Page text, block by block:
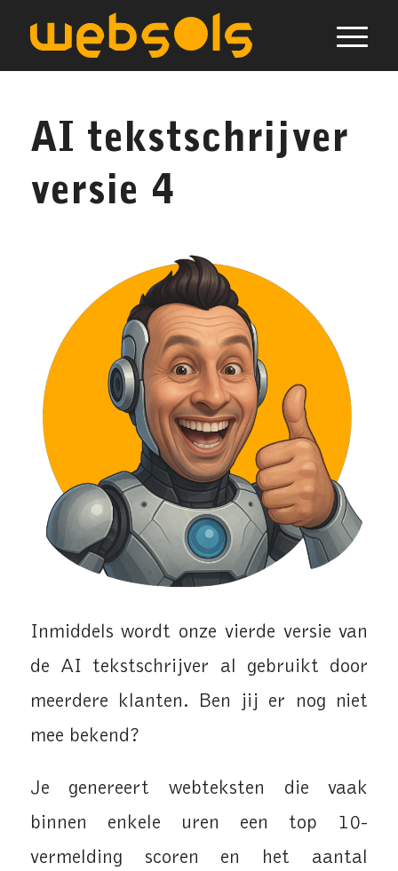
AI tekstschrijver
versie 4
Inmiddels wordt onze vierde versie van
de AI tekstschrijver al gebruikt door
meerdere klanten. Ben jij er nog niet
mee bekend?
Je genereert webteksten die vaak
binnen enkele uren een top 10-
vermelding scoren en het aantal